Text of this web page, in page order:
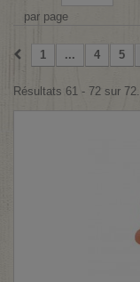
par page
1 ... 4 5
Résultats 61 - 72 sur 72.